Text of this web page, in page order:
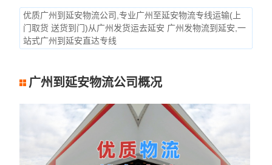
优质广州到延安物流公司,专业广州至延安物流专线运输(上
门取货 送货到门)从广州发货运去延安 广州发物流到延安,一
站式广州到延安直达专线
广州到延安物流公司概况